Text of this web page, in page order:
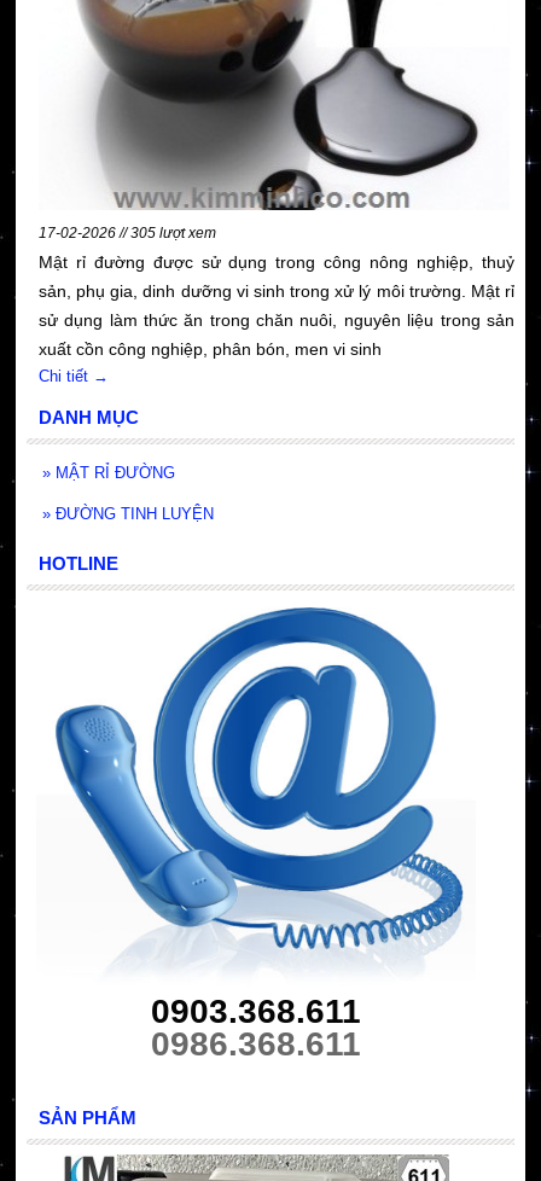
17-02-2026 // 305 lượt xem
Mật rỉ đường được sử dụng trong công nông nghiệp, thuỷ
sản, phụ gia, dinh dưỡng vi sinh trong xử lý môi trường. Mật rỉ
sử dụng làm thức ăn trong chăn nuôi, nguyên liệu trong sản
xuất cồn công nghiệp, phân bón, men vi sinh
Chi tiết →
DANH MỤC
» MẬT RỈ ĐƯỜNG
» ĐƯỜNG TINH LUYỆN
HOTLINE
0903.368.611
0986.368.611
SẢN PHẨM